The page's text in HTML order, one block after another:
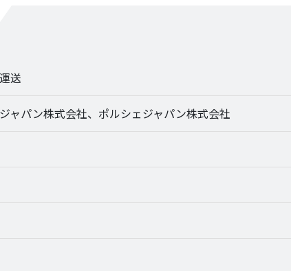
送
ャパン株式会社、ポルシェジャパン株式会社